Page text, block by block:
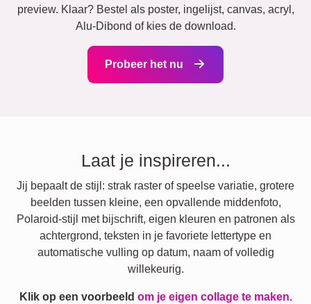
preview. Klaar? Bestel als poster, ingelijst, canvas, acryl,
Alu-Dibond of kies de download.
Probeer het nu
Laat je inspireren...
Jij bepaalt de stijl: strak raster of speelse variatie, grotere
beelden tussen kleine, een opvallende middenfoto,
Polaroid-stijl met bijschrift, eigen kleuren en patronen als
achtergrond, teksten in je favoriete lettertype en
automatische vulling op datum, naam of volledig
willekeurig.
Klik op een voorbeeld om je eigen collage te maken.